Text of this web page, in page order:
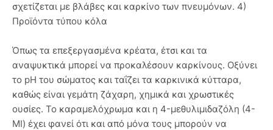
σχετίζεται με βλάβες και καρκίνο των πνευμόνων. 4)
Προϊόντα τύπου κόλα
Όπως τα επεξεργασμένα κρέατα, έτσι και τα
αναψυκτικά μπορεί να προκαλέσουν καρκίνους. Οξύνει
το pH του σώματος και ταΐζει τα καρκινικά κύτταρα,
καθώς είναι γεμάτη ζάχαρη, χημικά και χρωστικές
ουσίες. Το καραμελόχρωμα και η 4-μεθυλιμιδαζόλη (4-
MI) έχει φανεί ότι και από μόνα τους μπορούν να